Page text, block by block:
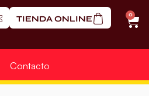
TIENDA ONLINE 0
Contacto